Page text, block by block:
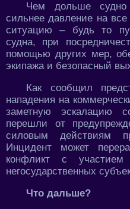
Чем дольше
сильнее давление на
ситуацию – будь то
судна, при
помощью других мер,
экипажа и безопасный
Как сообщил
нападения на
заметную эскалацию
перешли от
силовым действиям
Инцидент может
конфликт с участием
негосударственных
Что дальше?